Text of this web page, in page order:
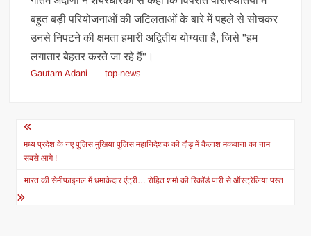
बहुत बड़ी परियोजनाओं की जटिलताओं के बारे में पहले से सोचकर
उनसे निपटने की क्षमता हमारी अद्वितीय योग्यता है, जिसे "हम
लगातार बेहतर करते जा रहे हैं"।
Gautam Adani top-news
Post
navigation
मध्य प्रदेश के नए पुलिस मुखिया पुलिस महानिदेशक की दौड़ में कैलाश मकवाना का नाम
सबसे आगे !
भारत की सेमीफाइनल में धमाकेदार एंट्री… रोहित शर्मा की रिकॉर्ड पारी से ऑस्ट्रेलिया पस्त